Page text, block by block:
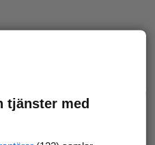
tjänster med